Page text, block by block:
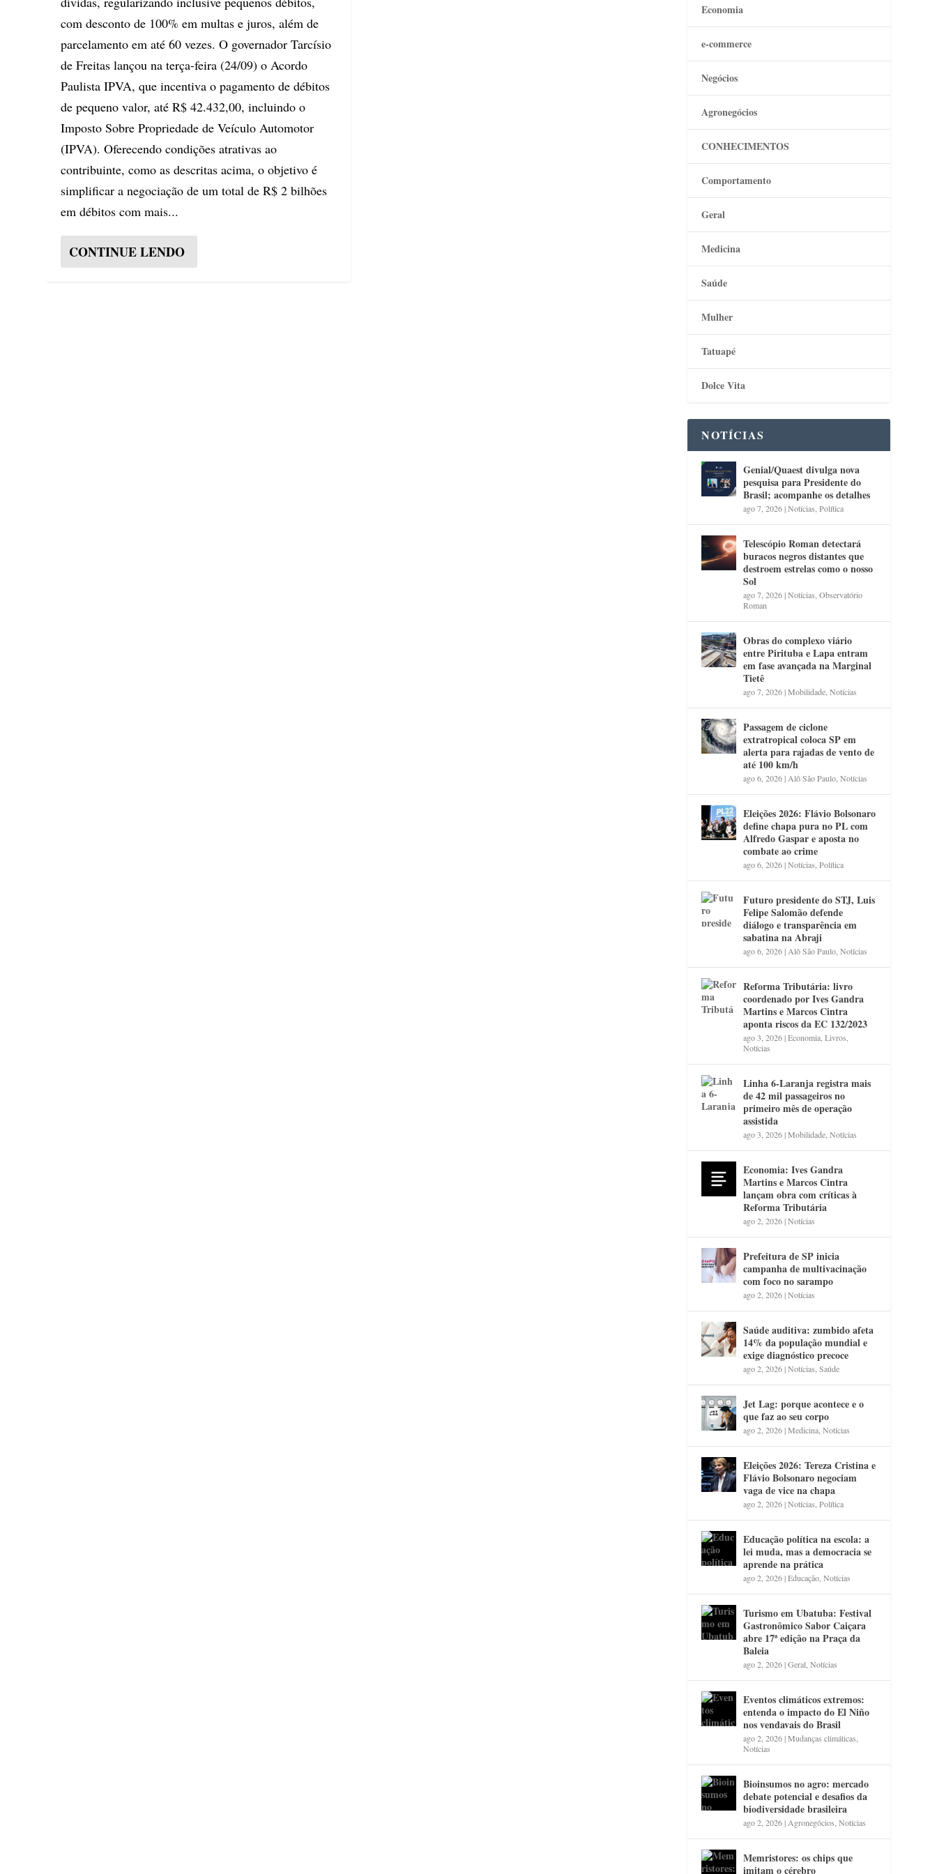
com desconto de 100% em multas e juros, além de
parcelamento em até 60 vezes. O governador Tarcísio
de Freitas lançou na terça-feira (24/09) o Acordo
Paulista IPVA, que incentiva o pagamento de débitos
de pequeno valor, até R$ 42.432,00, incluindo o
Imposto Sobre Propriedade de Veículo Automotor
(IPVA). Oferecendo condições atrativas ao
contribuinte, como as descritas acima, o objetivo é
simplificar a negociação de um total de R$ 2 bilhões
em débitos com mais...
CONTINUE LENDO
Economia
e-commerce
Negócios
Agronegócios
CONHECIMENTOS
Comportamento
Geral
Medicina
Saúde
Mulher
Tatuapé
Dolce Vita
NOTÍCIAS
Genial/Quaest divulga nova
pesquisa para Presidente do
Brasil; acompanhe os detalhes
ago 7, 2026|Notícias ,Política
Telescópio Roman detectará
buracos negros distantes que
destroem estrelas como o nosso
Sol
ago 7, 2026|Notícias ,Observatório
Roman
Obras do complexo viário
entre Pirituba e Lapa entram
em fase avançada na Marginal
Tietê
ago 7, 2026|Mobilidade ,Notícias
Passagem de ciclone
extratropical coloca SP em
alerta para rajadas de vento de
até 100 km/h
ago 6, 2026| Alô São Paulo ,Notícias
Eleições 2026: Flávio Bolsonaro
define chapa pura no PL com
Alfredo Gaspar e aposta no
combate ao crime
ago 6, 2026|Notícias ,Política
Futuro presidente do STJ, Luis
Felipe Salomão defende
diálogo e transparência em
sabatina na Abraji
ago 6, 2026| Alô São Paulo ,Notícias
Reforma Tributária: livro
coordenado por Ives Gandra
Martins e Marcos Cintra
aponta riscos da EC 132/2023
ago 3, 2026|Economia ,Livros
Notícias
Linha 6-Laranja registra mais
de 42 mil passageiros no
primeiro mês de operação
assistida
ago 3, 2026|Mobilidade ,Notícias
Economia: Ives Gandra
Martins e Marcos Cintra
lançam obra com críticas à
Reforma Tributária
ago 2, 2026|Notícias
Prefeitura de SP inicia
campanha de multivacinação
com foco no sarampo
ago 2, 2026|Notícias
Saúde auditiva: zumbido afeta
14% da população mundial e
exige diagnóstico precoce
ago 2, 2026|Notícias ,Saúde
Jet Lag: porque acontece e o
que faz ao seu corpo
ago 2, 2026|Medicina ,Notícias
Eleições 2026: Tereza Cristina e
Flávio Bolsonaro negociam
vaga de vice na chapa
ago 2, 2026|Notícias ,Política
Educação política na escola: a
lei muda, mas a democracia se
aprende na prática
ago 2, 2026|Educação ,Notícias
Turismo em Ubatuba: Festival
Gastronômico Sabor Caiçara
abre 17ª edição na Praça da
Baleia
ago 2, 2026|Geral ,Notícias
Eventos climáticos extremos:
entenda o impacto do El Niño
nos vendavais do Brasil
ago 2, 2026|Mudanças climáticas
Notícias
Bioinsumos no agro: mercado
debate potencial e desafios da
biodiversidade brasileira
ago 2, 2026| Agronegócios ,Notícias
Memristores: os chips que
imitam o cérebro